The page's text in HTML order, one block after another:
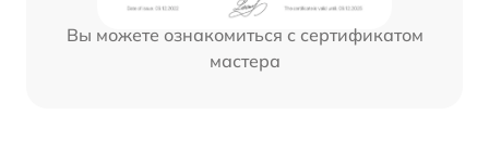
Вы можете ознакомиться с сертификатом
мастера